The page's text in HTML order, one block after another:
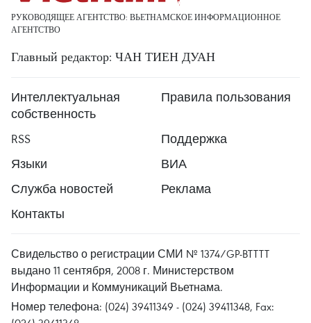
РУКОВОДЯЩЕЕ АГЕНТСТВО: ВЬЕТНАМСКОЕ ИНФОРМАЦИОННОЕ
АГЕНТСТВО
Главный редактор: ЧАН ТИЕН ДУАН
Интеллектуальная
собственность
Правила пользования
RSS
Поддержка
Языки
ВИА
Служба новостей
Реклама
Контакты
Свидельство о регистрации СМИ № 1374/GP-BTTTT
выдано 11 сентября, 2008 г. Министерством
Информации и Коммуникаций Вьетнама.
Номер телефона: (024) 39411349 - (024) 39411348, Fax: